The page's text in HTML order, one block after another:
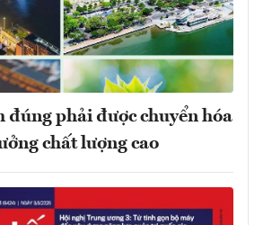
đúng phải được chuyển hóa
chất lượng cao